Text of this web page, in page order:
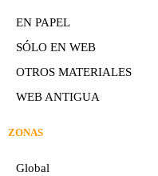
EN PAPEL
SÓLO EN WEB
OTROS MATERIALES
WEB ANTIGUA
ZONAS
Global